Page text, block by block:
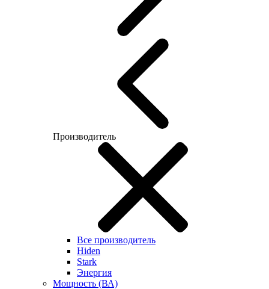
Производитель
Все производитель
Hiden
Stark
Энергия
Мощность (ВА)